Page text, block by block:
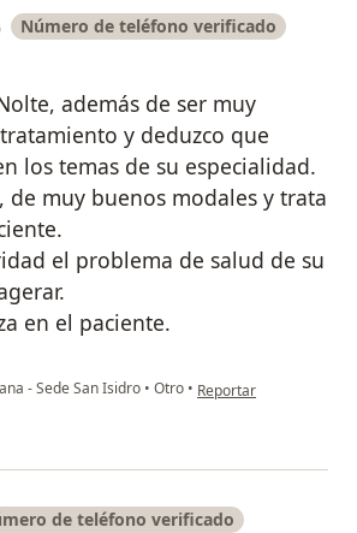
Número de teléfono verificado
además de ser muy
y deduzco que
los temas de su especialidad.
de muy buenos modales y trata
el problema de salud de su
en el paciente.
- Sede San Isidro • Otro • en opinión del usuario
Reportar
de teléfono verificado